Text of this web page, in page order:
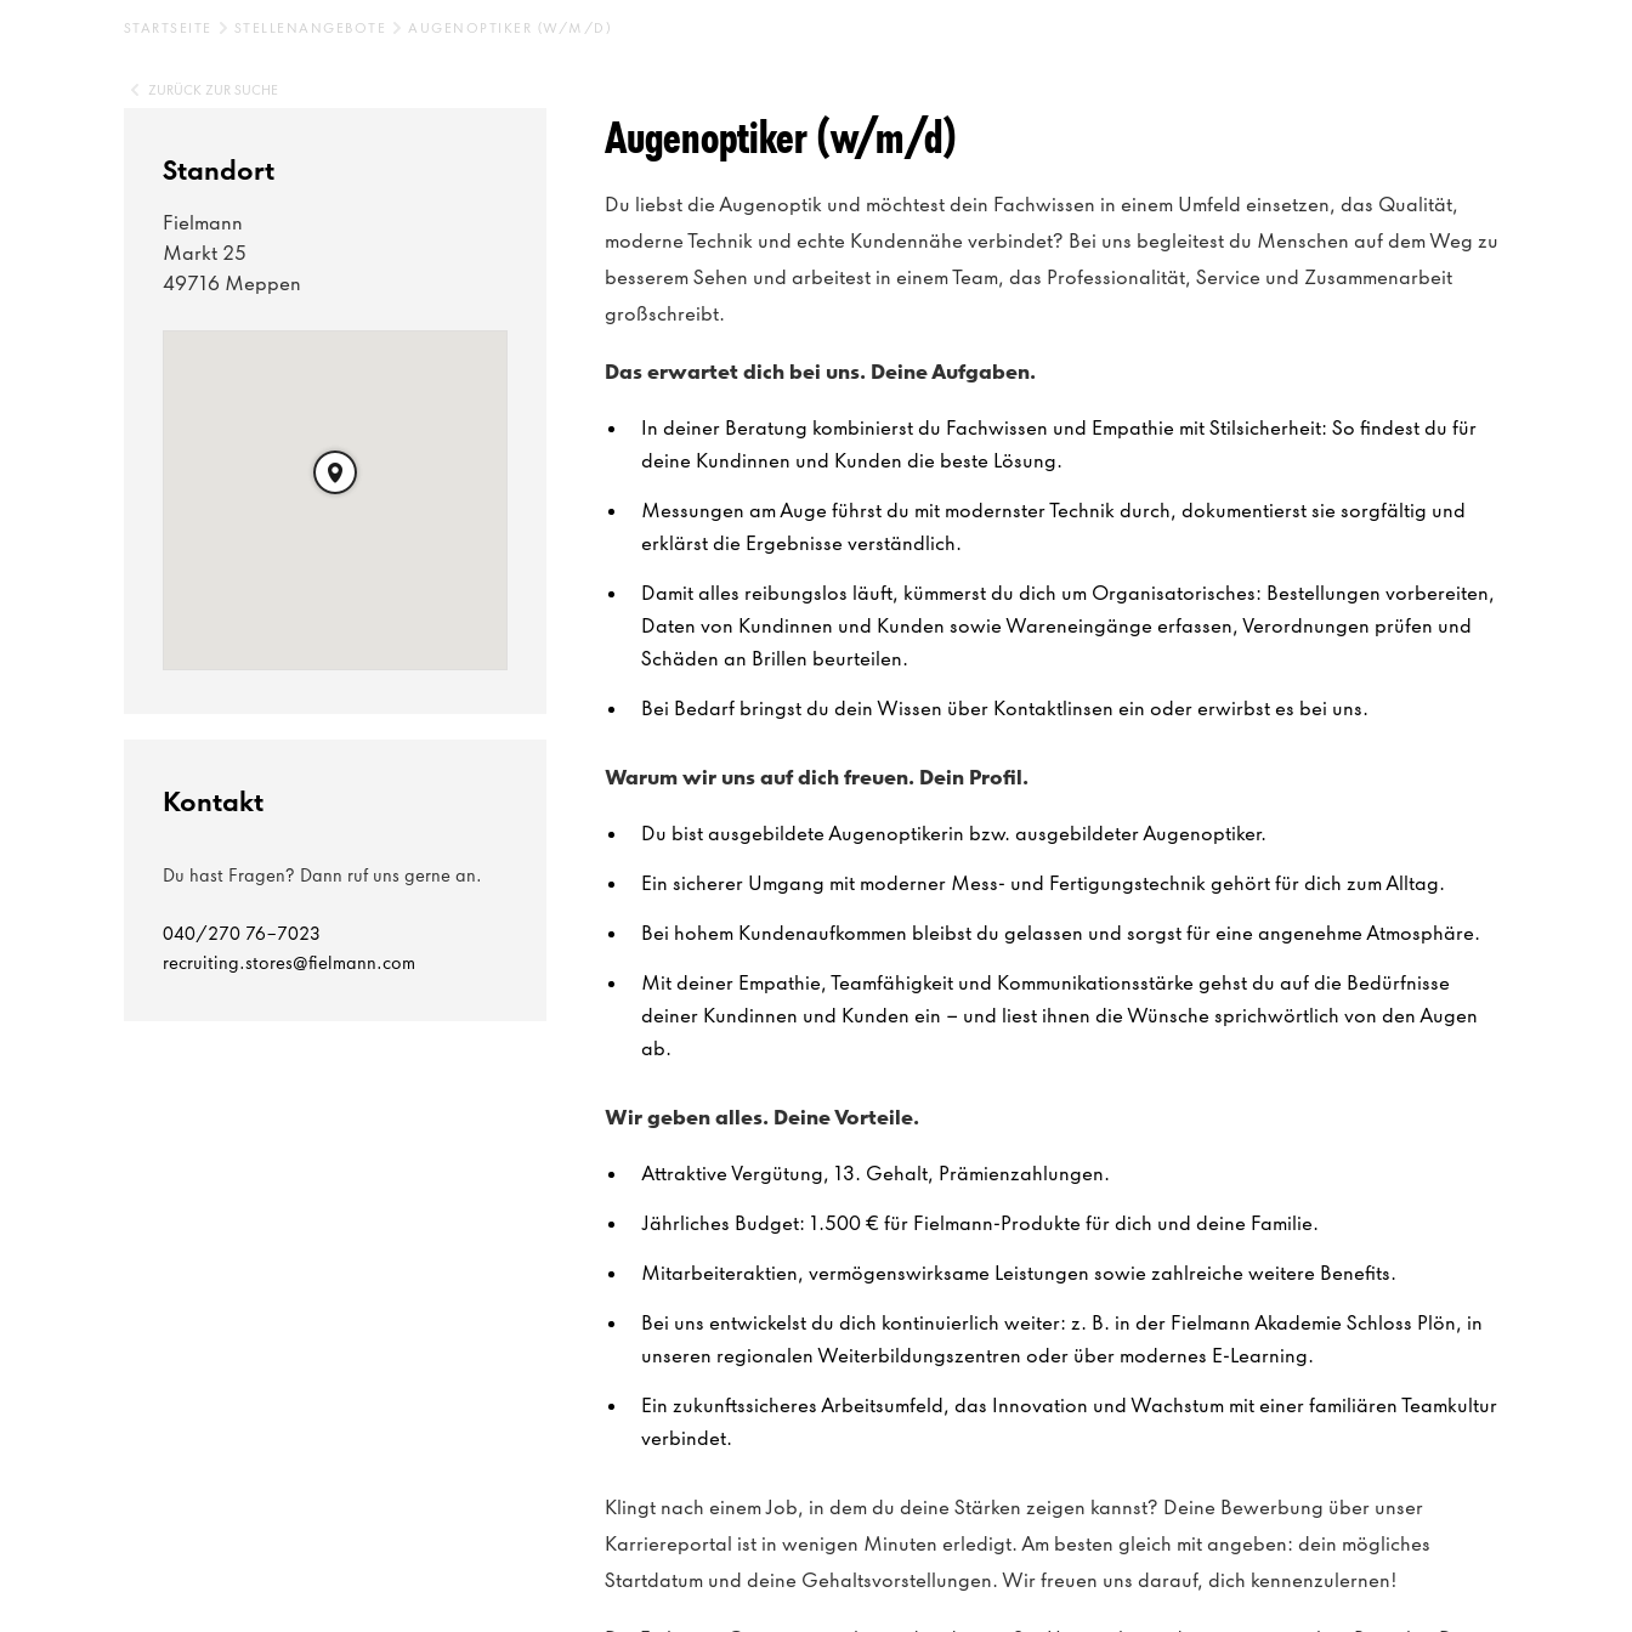
STARTSEITE STELLENANGEBOTE AUGENOPTIKER (W/M/D)
ZURÜCK ZUR SUCHE
Augenoptiker (w/m/d)
Du liebst die Augenoptik und möchtest dein Fachwissen in einem Umfeld einsetzen, das Qualität,
moderne Technik und echte Kundennähe verbindet? Bei uns begleitest du Menschen auf dem Weg zu
besserem Sehen und arbeitest in einem Team, das Professionalität, Service und Zusammenarbeit
großschreibt.
Das erwartet dich bei uns. Deine Aufgaben.
In deiner Beratung kombinierst du Fachwissen und Empathie mit Stilsicherheit: So findest du für
deine Kundinnen und Kunden die beste Lösung.
Messungen am Auge führst du mit modernster Technik durch, dokumentierst sie sorgfältig und
erklärst die Ergebnisse verständlich.
Damit alles reibungslos läuft, kümmerst du dich um Organisatorisches: Bestellungen vorbereiten,
Daten von Kundinnen und Kunden sowie Wareneingänge erfassen, Verordnungen prüfen und
Schäden an Brillen beurteilen.
Bei Bedarf bringst du dein Wissen über Kontaktlinsen ein oder erwirbst es bei uns.
Warum wir uns auf dich freuen. Dein Profil.
Du bist ausgebildete Augenoptikerin bzw. ausgebildeter Augenoptiker.
Ein sicherer Umgang mit moderner Mess- und Fertigungstechnik gehört für dich zum Alltag.
Bei hohem Kundenaufkommen bleibst du gelassen und sorgst für eine angenehme Atmosphäre.
Mit deiner Empathie, Teamfähigkeit und Kommunikationsstärke gehst du auf die Bedürfnisse
deiner Kundinnen und Kunden ein – und liest ihnen die Wünsche sprichwörtlich von den Augen
ab.
Wir geben alles. Deine Vorteile.
Attraktive Vergütung, 13. Gehalt, Prämienzahlungen.
Jährliches Budget: 1.500 € für Fielmann-Produkte für dich und deine Familie.
Mitarbeiteraktien, vermögenswirksame Leistungen sowie zahlreiche weitere Benefits.
Bei uns entwickelst du dich kontinuierlich weiter: z. B. in der Fielmann Akademie Schloss Plön, in
unseren regionalen Weiterbildungszentren oder über modernes E-Learning.
Ein zukunftssicheres Arbeitsumfeld, das Innovation und Wachstum mit einer familiären Teamkultur
verbindet.
Klingt nach einem Job, in dem du deine Stärken zeigen kannst? Deine Bewerbung über unser
Karriereportal ist in wenigen Minuten erledigt. Am besten gleich mit angeben: dein mögliches
Startdatum und deine Gehaltsvorstellungen. Wir freuen uns darauf, dich kennenzulernen!
Standort
Fielmann
Markt 25
49716 Meppen
Kontakt
Du hast Fragen? Dann ruf uns gerne an.
040/270 76-7023
recruiting.stores@fielmann.com